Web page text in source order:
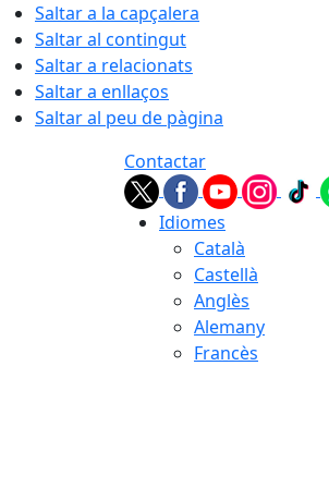
Saltar a la capçalera
Saltar al contingut
Saltar a relacionats
Saltar a enllaços
Saltar al peu de pàgina
Contactar
Idiomes
Català
Castellà
Anglès
Alemany
Francès